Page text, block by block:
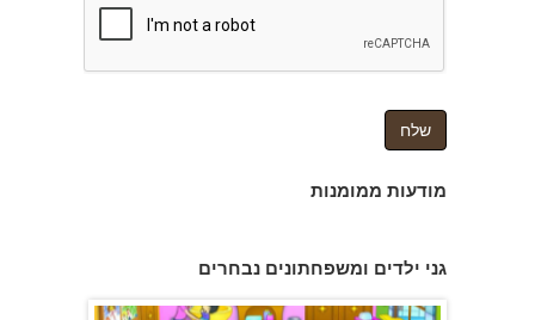
מודעות ממומנות
גני ילדים ומשפחתונים נבחרים
משפחתון ופעוטון ילנה במערב ראשון לציון